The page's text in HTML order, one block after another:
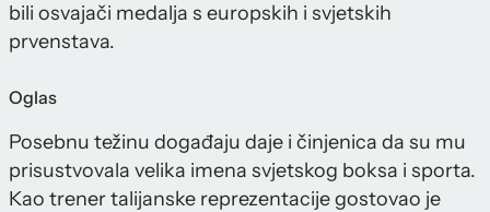
bili osvajači medalja s europskih i svjetskih
prvenstava.
Oglas
Posebnu težinu događaju daje i činjenica da su mu
prisustvovala velika imena svjetskog boksa i sporta.
Kao trener talijanske reprezentacije gostovao je